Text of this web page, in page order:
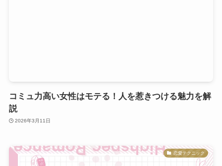
コミュ力高い女性はモテる！人を惹きつける魅力を解
説
2026年3月11日
恋愛テクニック